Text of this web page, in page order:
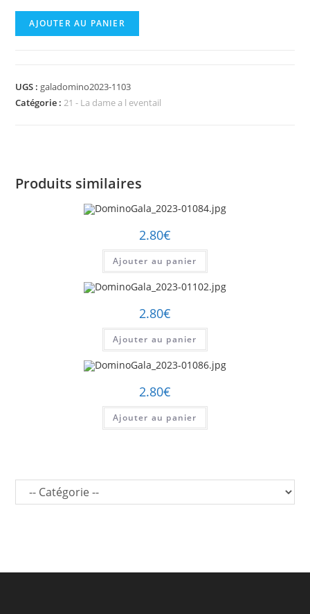
quantité
de
AJOUTER AU PANIER
UGS : galadomino2023-1103
Catégorie :21 - La dame a l eventail
Produits similaires
2.80€
Ajouter au panier
2.80€
Ajouter au panier
2.80€
Ajouter au panier